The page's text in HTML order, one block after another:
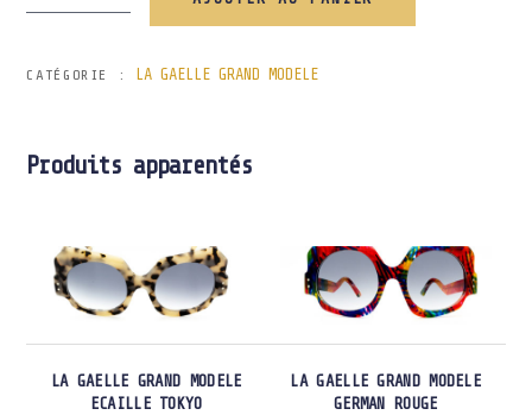
CATÉGORIE : LA GAELLE GRAND MODELE
Produits apparentés
LA GAELLE GRAND MODELE
ECAILLE TOKYO
LA GAELLE GRAND MODELE
GERMAN ROUGE